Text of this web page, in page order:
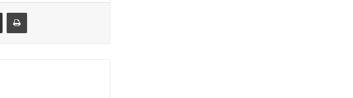
Share via Email Print